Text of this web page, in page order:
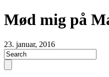
Mød mig på
23. januar, 2016